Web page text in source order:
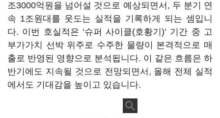
조3000억원을 넘어설 것으로 예상되면서, 두 분기 연
속 1조원대를 웃도는 실적을 기록하게 되는 셈입니
다. 이번 호실적은 ‘슈퍼 사이클(호황기)’ 기간 중 고
부가가치 선박 위주로 수주한 물량이 본격적으로 매
출로 반영된 영향으로 분석됩니다. 이 같은 흐름은 하
반기에도 지속될 것으로 전망되면서, 올해 전체 실적
에서도 기대감을 높이고 있습니다.